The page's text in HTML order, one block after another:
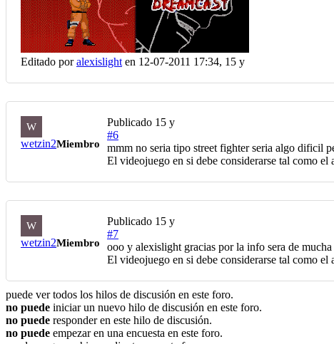
Editado poralexislight en 12-07-2011 17:34, 15 y
W
wetzin2Miembro
Publicado 15 y
#6
mmm no seria tipo street fighter seria algo dificil
El videojuego en si debe considerarse tal como el
W
wetzin2Miembro
Publicado 15 y
#7
ooo y alexislight gracias por la info sera de
El videojuego en si debe considerarse tal como el
puede ver todos los hilos de discusión en este foro.
no puede iniciar un nuevo hilo de discusión en este foro.
no puede responder en este hilo de discusión.
no puede empezar en una encuesta en este foro.